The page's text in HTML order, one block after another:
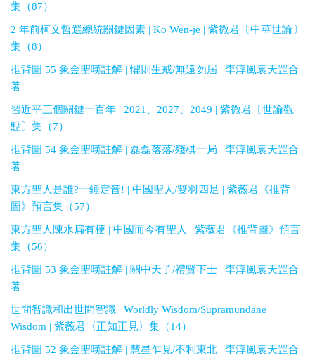
集（87）
2 年前柯文哲選總統關鍵因素 | Ko Wen-je | 紫微君〔中華世論〕
集（8）
推背圖 55 象金聖嘆註解 | 懼則生戒/無遠勿屆 | 李淳風袁天罡合
著
習近平三個關鍵一百年 | 2021、2027、2049 | 紫微君〔世論觀
點〕集（7）
推背圖 54 象金聖嘆註解 | 磊磊落落/殘棋一局 | 李淳風袁天罡合
著
東方聖人是誰?一錘定音! | 中國聖人/雙羽四足 | 紫薇君《推背
圖》預言集（57）
東方聖人陳水扁有梗 | 中國而今有聖人 | 紫薇君《推背圖》預言
集（56）
推背圖 53 象金聖嘆註解 | 關中天子/禮賢下士 | 李淳風袁天罡合
著
世間智識和出世間智識 | Worldly Wisdom/Supramundane
Wisdom | 紫薇君〈正知正見〉集（14）
推背圖 52 象金聖嘆註解 | 慧星乍見/不利東北 | 李淳風袁天罡合